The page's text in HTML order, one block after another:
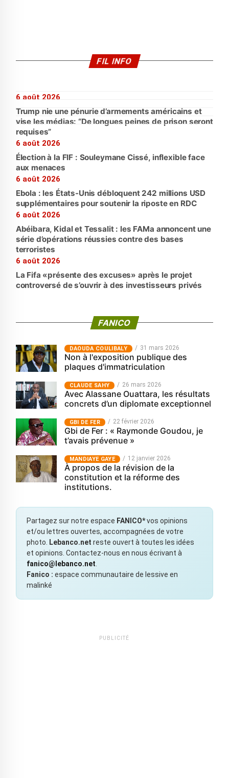
FIL INFO
6 août 2026
Trump nie une pénurie d’armements américains et
vise les médias: “De longues peines de prison seront
requises”
6 août 2026
Élection à la FIF : Souleymane Cissé, inflexible face
aux menaces
6 août 2026
Ebola : les États-Unis débloquent 242 millions USD
supplémentaires pour soutenir la riposte en RDC
6 août 2026
Abéibara, Kidal et Tessalit : les FAMa annoncent une
série d’opérations réussies contre des bases
terroristes
6 août 2026
La Fifa «présente des excuses» après le projet
controversé de s’ouvrir à des investisseurs privés
FANICO
‎DAOUDA COULIBALY 31 mars 2026
Non à l'exposition publique des
plaques d'immatriculation
CLAUDE SAHY 26 mars 2026
Avec Alassane Ouattara, les résultats
concrets d’un diplomate exceptionnel
GBI DE FER 22 février 2026
Gbi de Fer : « Raymonde Goudou, je
t’avais prévenue »
MANDIAYE GAYE 12 janvier 2026
À propos de la révision de la
constitution et la réforme des
institutions.
Partagez sur notre espace FANICO*vos opinions
et/ou lettres ouvertes, accompagnées de votre
photo.
Lebanco.net reste ouvert à toutes les idées
et opinions. Contactez-nous en nous écrivant à
fanico@lebanco.net
Fanico : espace communautaire de lessive en
malinké
PUBLICITÉ